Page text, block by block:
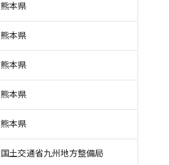
熊本県
熊本県
熊本県
熊本県
熊本県
国土交通省九州地方整備局